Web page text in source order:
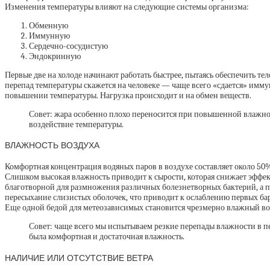
Изменения температуры влияют на следующие системы организма:
Обменную
Иммунную
Сердечно-сосудистую
Эндокринную
Первые две на холоде начинают работать быстрее, пытаясь обеспечить
перепад температуры скажется на человеке — чаще всего «сдается»
повышении температуры. Нагрузка происходит и на обмен веществ.
Совет: жара особенно плохо переносится при повышенной
воздействие температуры.
ВЛАЖНОСТЬ ВОЗДУХА
Комфортная концентрация водяных паров в воздухе составляет около
Слишком высокая влажность приводит к сырости, которая снижает
благотворной для размножения различных болезнетворных бактерий,
пересыхание слизистых оболочек, что приводит к ослаблению первых
Еще одной бедой для метеозависимых становится чрезмерно влажный
Совет: чаще всего мы испытываем резкие перепады влажности в
была комфортная и достаточная влажность.
НАЛИЧИЕ ИЛИ ОТСУТСТВИЕ ВЕТРА